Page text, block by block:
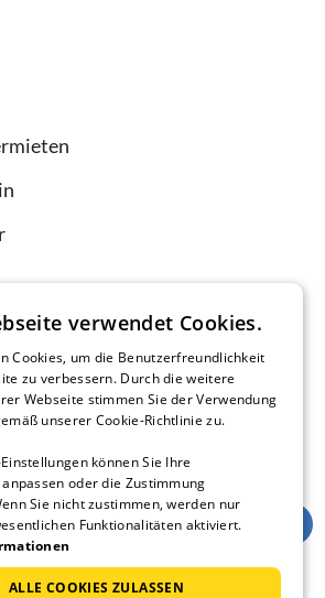
downloaden
verwendet Cookies.
Cookies, um die Benutzerfreundlichkeit
zu verbessern. Durch die weitere
Webseite stimmen Sie der Verwendung
unserer Cookie-Richtlinie zu.
können Sie Ihre
oder die Zustimmung
Sie nicht zustimmen, werden nur
Funktionalitäten aktiviert.
ALLE COOKIES ZULASSEN